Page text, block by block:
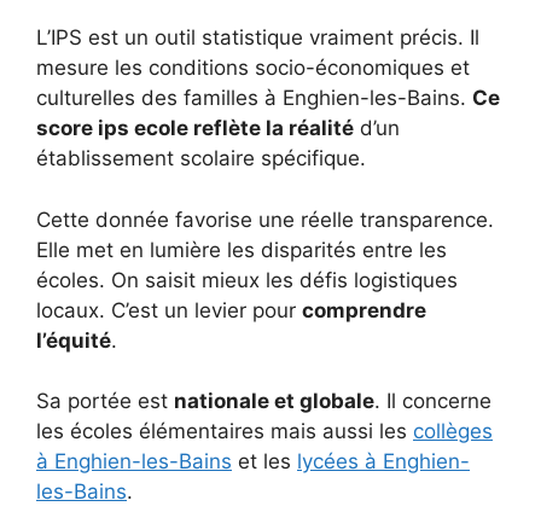
L’IPS est un outil statistique vraiment précis. Il
mesure les conditions socio-économiques et
culturelles des familles à Enghien-les-Bains. Ce
score ips ecole reflète la réalité d’un
établissement scolaire spécifique.
Cette donnée favorise une réelle transparence.
Elle met en lumière les disparités entre les
écoles. On saisit mieux les défis logistiques
locaux. C’est un levier pour comprendre
l’équité.
Sa portée est nationale et globale. Il concerne
les écoles élémentaires mais aussi les collèges
à Enghien-les-Bains et les lycées à Enghien-
les-Bains.